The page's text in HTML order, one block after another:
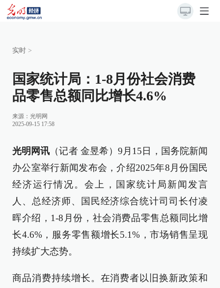
实时 >
国家统计局：1-8月份社会消费
品零售总额同比增长4.6%
来源： 光明网
2025-09-15 17:58
光明网讯 （记者 金昱希）9月15日，国务院新闻
办公室举行新闻发布会，介绍2025年8月份国民
经济运行情况。会上，国家统计局新闻发言
人、总经济师、国民经济综合统计司司长付凌
晖介绍，1-8月份，社会消费品零售总额同比增
长4.6%，服务零售额增长5.1%，市场销售呈现
持续扩大态势。
商品消费持续增长。在消费者以旧换新政策和